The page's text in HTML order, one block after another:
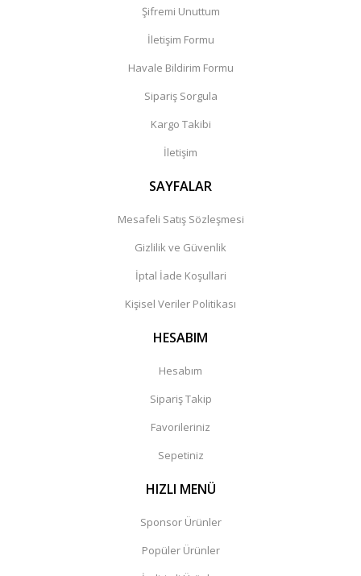
Şifremi Unuttum
İletişim Formu
Havale Bildirim Formu
Sipariş Sorgula
Kargo Takibi
İletişim
SAYFALAR
Mesafeli Satış Sözleşmesi
Gizlilik ve Güvenlik
İptal İade Koşullari
Kişisel Veriler Politikası
HESABIM
Hesabım
Sipariş Takip
Favorileriniz
Sepetiniz
HIZLI MENÜ
Sponsor Ürünler
Popüler Ürünler